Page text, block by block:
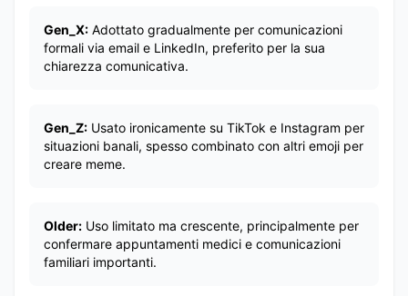
Gen_X: Adottato gradualmente per comunicazioni
formali via email e LinkedIn, preferito per la sua
chiarezza comunicativa.
Gen_Z: Usato ironicamente su TikTok e Instagram per
situazioni banali, spesso combinato con altri emoji per
creare meme.
Older: Uso limitato ma crescente, principalmente per
confermare appuntamenti medici e comunicazioni
familiari importanti.